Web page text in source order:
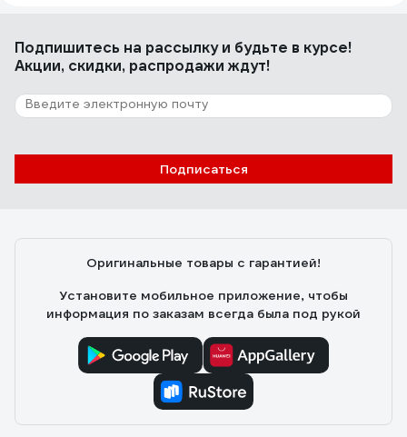
Подпишитесь на рассылкуи будьте в курсе!
Акции, скидки, распродажи ждут!
Подписаться
Оригинальные товары с гарантией!
Установите мобильное приложение, чтобы
информация по заказам всегда была под рукой